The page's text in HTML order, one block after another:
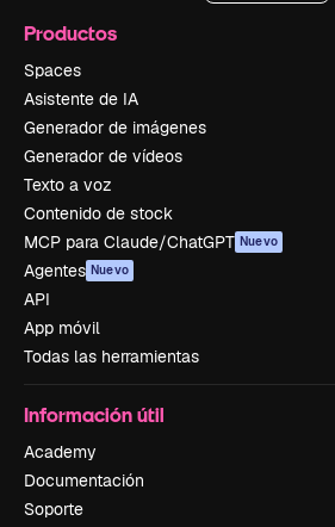
Productos
Spaces
Asistente de IA
Generador de imágenes
Generador de vídeos
Texto a voz
Contenido de stock
MCP para Claude/ChatGPT Nuevo
Agentes Nuevo
API
App móvil
Todas las herramientas
Información útil
Academy
Documentación
Soporte